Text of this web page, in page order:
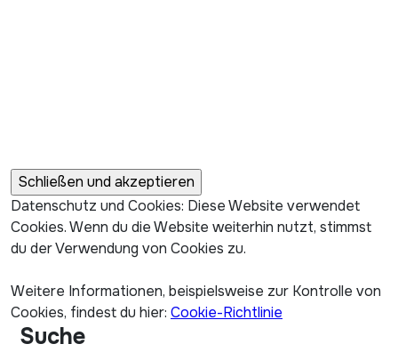
Datenschutz und Cookies: Diese Website verwendet
Cookies. Wenn du die Website weiterhin nutzt, stimmst
du der Verwendung von Cookies zu.
Weitere Informationen, beispielsweise zur Kontrolle von
Cookies, findest du hier: Cookie-Richtlinie
Suche